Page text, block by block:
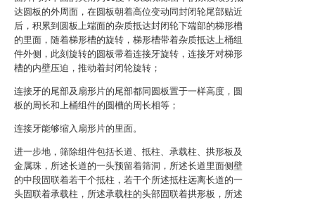
达圆板的外周面，在圆板朝着高位变动同封闭轮尾部贴近
后，积累到圆板上端面的杂质抵达封闭轮下端部的梯形槽
的里面，随着梯形槽的旋转，梯形槽带着杂质抵达上桶组
件外侧，此刻旋转的圆板带着连接牙旋转，连接牙对梯形
槽的内壁压迫，推动着封闭轮旋转；
连接牙的尾部及扇形片的尾部都同圆板置于一样高度，圆
板的周长和上桶组件的圆槽的周长相等；
连接牙能够缩入扇形片的里面。
进一步地，筛除组件包括长道、抵柱、承载柱、拱形板及
金属珠，所述长道的一头预留着筛洞，所述长道里面侧壁
的中段固联着若干个抵柱，若干个所述抵柱远离长道的一
头固联着承载柱，所述承载柱的头部固联着拱形板，所述